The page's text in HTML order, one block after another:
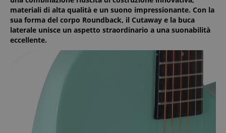
materiali di alta qualità e un suono impressionante. Con la
sua forma del corpo Roundback, il Cutaway e la buca
laterale unisce un aspetto straordinario a una suonabilità
eccellente.